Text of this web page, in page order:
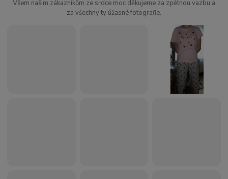
Všem našim zákazníkům ze srdce moc děkujeme za zpětnou vazbu a
za všechny ty úžasné fotografie.